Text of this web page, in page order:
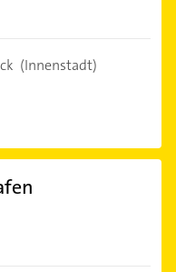
(Innenstadt)